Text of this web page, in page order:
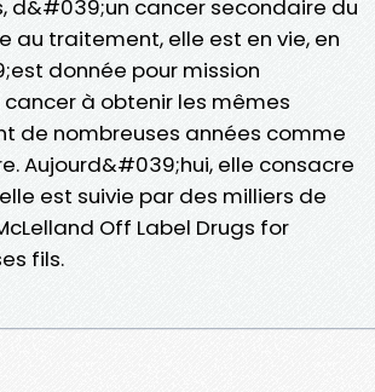
d&#039;un cancer secondaire du
traitement, elle est en vie, en
donnée pour mission
à obtenir les mêmes
de nombreuses années comme
Aujourd&#039;hui, elle consacre
est suivie par des milliers de
Off Label Drugs for
fils.